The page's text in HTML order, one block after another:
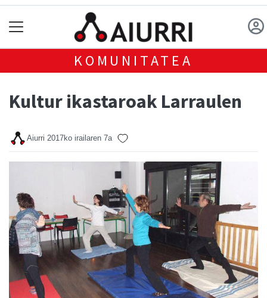
KOMUNITATEA
Kultur ikastaroak Larraulen
Aiurri 2017ko irailaren 7a